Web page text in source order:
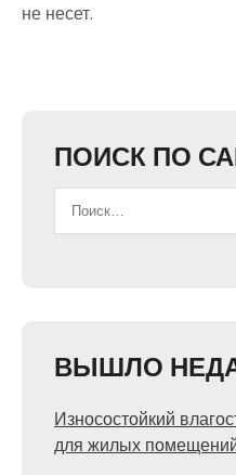
не несет.
ПОИСК ПО
ВЫШЛО
Износостойкий
для жилых